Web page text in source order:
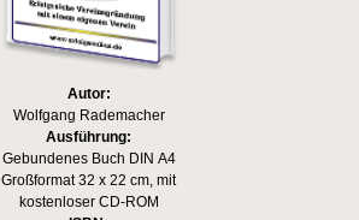
Autor:
Wolfgang Rademacher
Ausführung:
Gebundenes Buch DIN A4
Großformat 32 x 22 cm, mit
kostenloser CD-ROM